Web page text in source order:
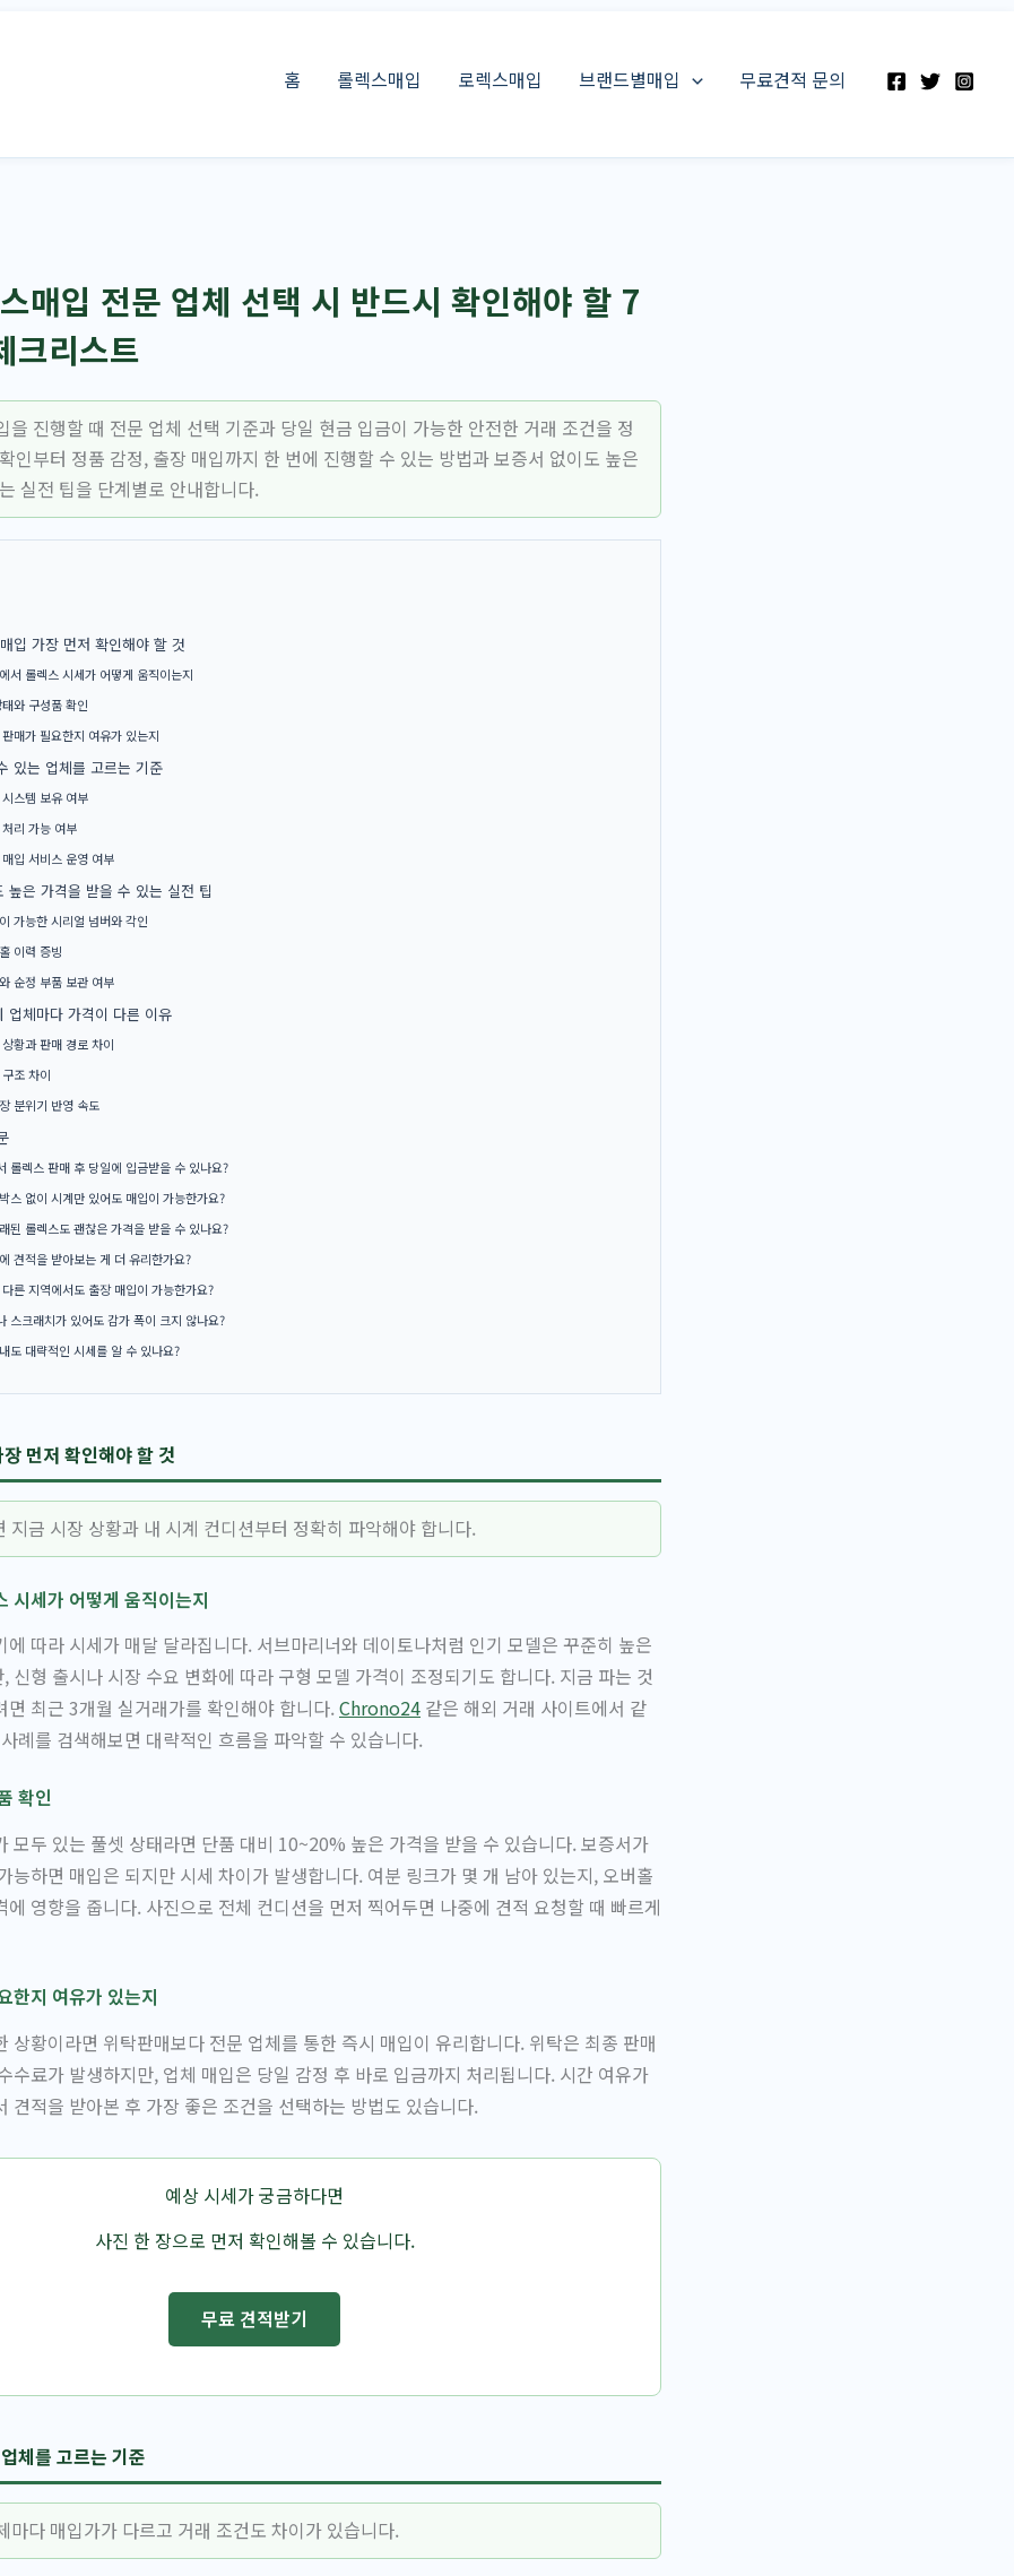
홈 롤렉스매입 로렉스매입 브랜드별매입 무료견적 문의
매입 전문 업체 선택 시 반드시 확인해야 할 7
크리스트
을 진행할 때 전문 업체 선택 기준과 당일 현금 입금이 가능한 안전한 거래 조건을 정
인부터 정품 감정, 출장 매입까지 한 번에 진행할 수 있는 방법과 보증서 없이도 높은
실전 팁을 단계별로 안내합니다.
입 가장 먼저 확인해야 할 것
서 롤렉스 시세가 어떻게 움직이는지
와 구성품 확인
매가 필요한지 여유가 있는지
있는 업체를 고르는 기준
스템 보유 여부
리 가능 여부
입 서비스 운영 여부
높은 가격을 받을 수 있는 실전 팁
가능한 시리얼 넘버와 각인
이력 증빙
순정 부품 보관 여부
업체마다 가격이 다른 이유
황과 판매 경로 차이
조 차이
분위기 반영 속도
롤렉스 판매 후 당일에 입금받을 수 있나요?
스 없이 시계만 있어도 매입이 가능한가요?
된 롤렉스도 괜찮은 가격을 받을 수 있나요?
견적을 받아보는 게 더 유리한가요?
른 지역에서도 출장 매입이 가능한가요?
스크래치가 있어도 감가 폭이 크지 않나요?
도 대략적인 시세를 알 수 있나요?
먼저 확인해야 할 것
지금 시장 상황과 내 시계 컨디션부터 정확히 파악해야 합니다.
시세가 어떻게 움직이는지
에 따라 시세가 매달 달라집니다. 서브마리너와 데이토나처럼 인기 모델은 꾸준히 높은
신형 출시나 시장 수요 변화에 따라 구형 모델 가격이 조정되기도 합니다. 지금 파는 것
면 최근 3개월 실거래가를 확인해야 합니다.Chrono24 같은 해외 거래 사이트에서 같
례를 검색해보면 대략적인 흐름을 파악할 수 있습니다.
확인
모두 있는 풀셋 상태라면 단품 대비 10~20% 높은 가격을 받을 수 있습니다. 보증서가
능하면 매입은 되지만 시세 차이가 발생합니다. 여분 링크가 몇 개 남아 있는지, 오버홀
에 영향을 줍니다. 사진으로 전체 컨디션을 먼저 찍어두면 나중에 견적 요청할 때 빠르게
한지 여유가 있는지
상황이라면 위탁판매보다 전문 업체를 통한 즉시 매입이 유리합니다. 위탁은 최종 판매
수료가 발생하지만, 업체 매입은 당일 감정 후 바로 입금까지 처리됩니다. 시간 여유가
견적을 받아본 후 가장 좋은 조건을 선택하는 방법도 있습니다.
예상 시세가 궁금하다면
사진 한 장으로 먼저 확인해볼 수 있습니다.
무료 견적받기
체를 고르는 기준
마다 매입가가 다르고 거래 조건도 차이가 있습니다.